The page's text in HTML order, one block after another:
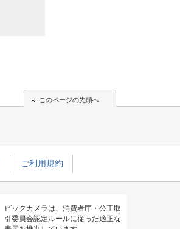
このページの先頭へ
ご利用規約
ビックカメラは、消費者庁・公正取
引委員会認定ルールに従った適正な